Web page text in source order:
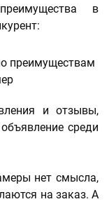
в
и отзывы,
среди
нет смысла,
на заказ. А